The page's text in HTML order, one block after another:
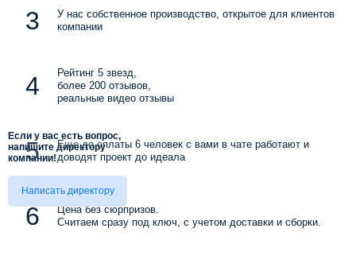
У нас собственное производство, открытое для клиентов
компании
Рейтинг 5 звезд,
более 200 отзывов,
реальные видео отзывы
Еще до оплаты 6 человек с вами в чате работают и
доводят проект до идеала
Цена без сюрпризов.
Считаем сразу под ключ, с учетом доставки и сборки.
Если у вас есть вопрос,
напишите директору
компании!
Написать директору